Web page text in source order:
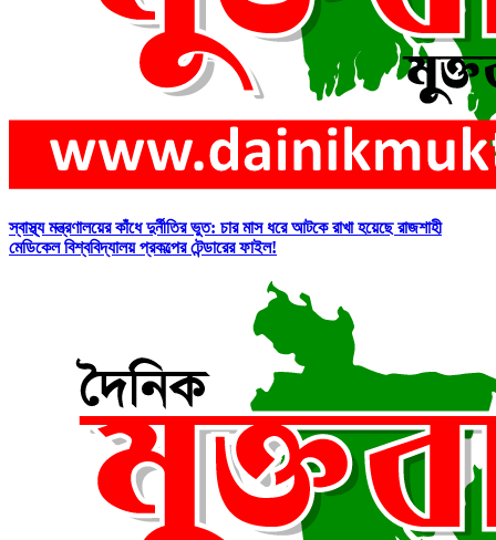
স্বাস্থ্য মন্ত্রণালয়ের কাঁধে দুর্নীতির ভুত: চার মাস ধরে আটকে রাখা হয়েছে রাজশাহী
মেডিকেল বিশ্ববিদ্যালয় প্রকল্পের টেন্ডারের ফাইল!